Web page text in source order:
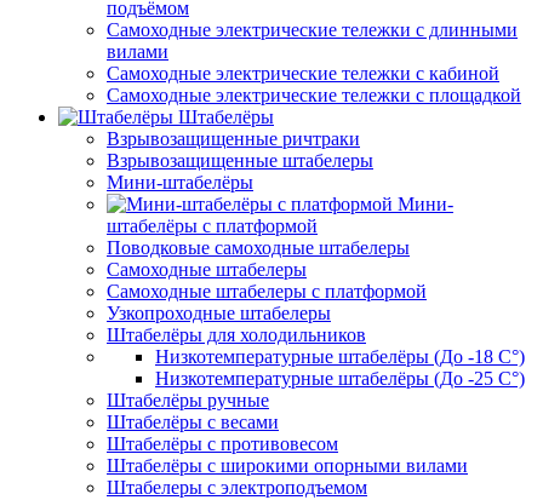
подъёмом
Самоходные электрические тележки с длинными
вилами
Самоходные электрические тележки с кабиной
Самоходные электрические тележки с площадкой
Штабелёры
Взрывозащищенные ричтраки
Взрывозащищенные штабелеры
Мини-штабелёры
Мини-
штабелёры с платформой
Поводковые самоходные штабелеры
Самоходные штабелеры
Самоходные штабелеры с платформой
Узкопроходные штабелеры
Штабелёры для холодильников
Низкотемпературные штабелёры (До -18 C°)
Низкотемпературные штабелёры (До -25 C°)
Штабелёры ручные
Штабелёры с весами
Штабелёры с противовесом
Штабелёры с широкими опорными вилами
Штабелеры с электроподъемом